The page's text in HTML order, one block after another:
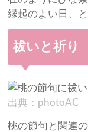
縁起のよい日、
祓いと祈り
出典：photoAC
桃の節句と関連